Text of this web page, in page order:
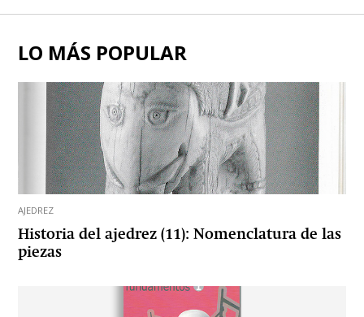
LO MÁS POPULAR
AJEDREZ
Historia del ajedrez (11): Nomenclatura de las
piezas